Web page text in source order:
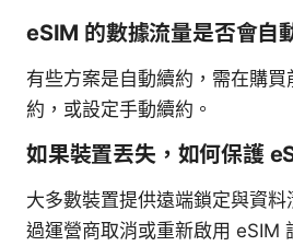
eSIM 的數據流量是否會自
有些方案是自動續約，需在購
約，或設定手動續約。
如果裝置丟失，如何保護
大多數裝置提供遠端鎖定與資
過運營商取消或重新啟用 eSIM